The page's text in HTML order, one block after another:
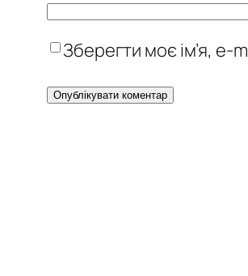
Зберегти моє ім’я, e-